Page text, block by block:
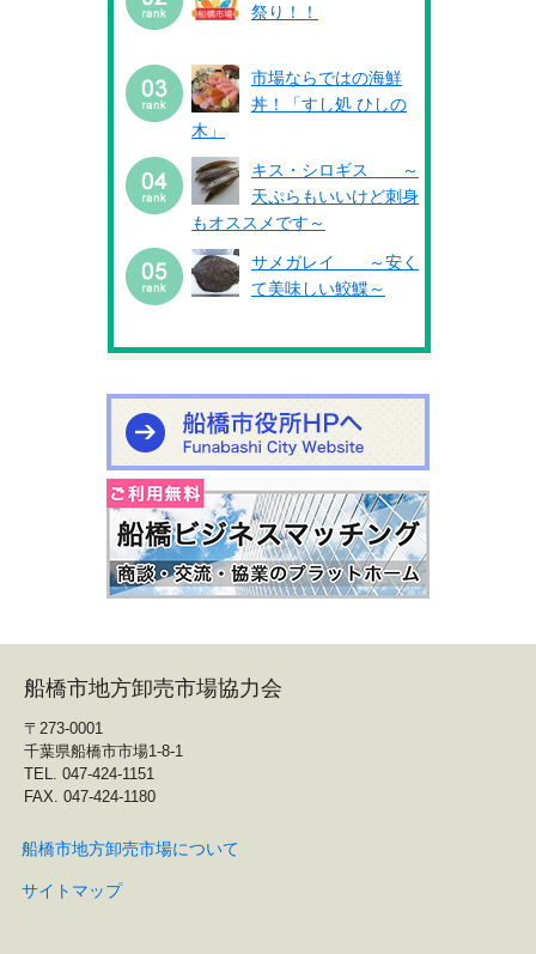
祭り！！
市場ならではの海鮮
丼！「すし処 ひしの
木」
キス・シロギス ～
天ぷらもいいけど刺身
もオススメです～
サメガレイ ～安く
て美味しい鮫鰈～
船橋市地方卸売市場協力会
〒273-0001
千葉県船橋市市場1-8-1
TEL. 047-424-1151
FAX. 047-424-1180
船橋市地方卸売市場について
サイトマップ